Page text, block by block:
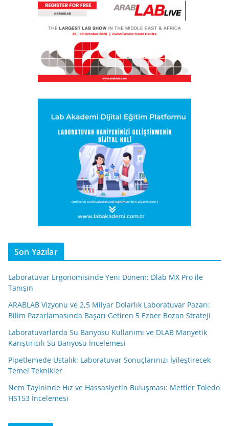
Son Yazılar
Laboratuvar Ergonomisinde Yeni Dönem: Dlab MX Pro ile
Tanışın
ARABLAB Vizyonu ve 2,5 Milyar Dolarlık Laboratuvar Pazarı:
Bilim Pazarlamasında Başarı Getiren 5 Ezber Bozan Strateji
Laboratuvarlarda Su Banyosu Kullanımı ve DLAB Manyetik
Karıştırıcılı Su Banyosu İncelemesi
Pipetlemede Ustalık: Laboratuvar Sonuçlarınızı İyileştirecek
Temel Teknikler
Nem Tayininde Hız ve Hassasiyetin Buluşması: Mettler Toledo
HS153 İncelemesi